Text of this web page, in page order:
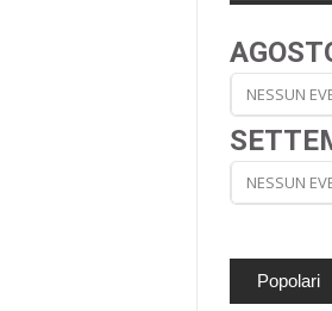
NESSUN
NESSUN
Popolari